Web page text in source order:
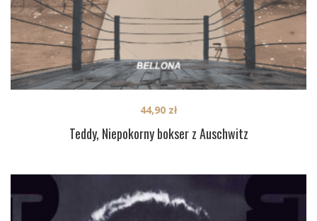
Teddy, Niepokorny bokser z Auschwitz
44,90 zł